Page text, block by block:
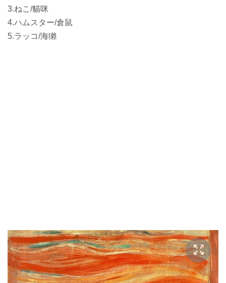
3.ねこ/貓咪
4.ハムスター/倉鼠
5.ラッコ/海獺